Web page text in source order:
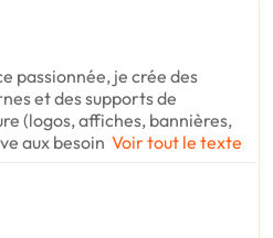
passionnée, je crée des
et des supports de
(logos, affiches, bannières,
aux besoin Voir tout le texte